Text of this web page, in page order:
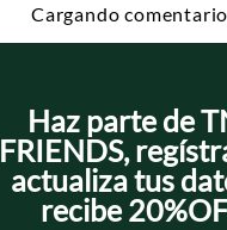
Cargando
Haz parte de
FRIENDS,
actualiza tus
recibe